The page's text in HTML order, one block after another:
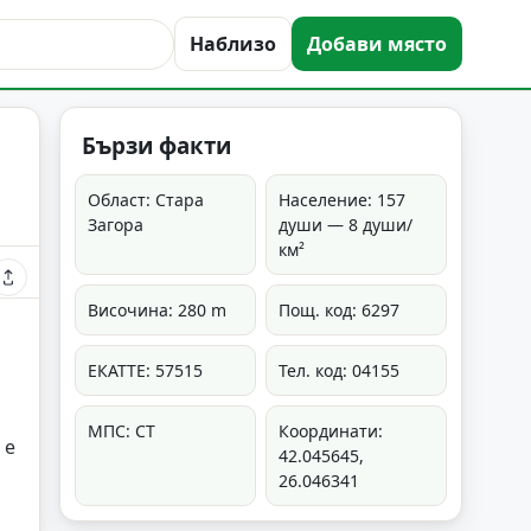
Наблизо Добави място
Бързи факти
Област: Стара
Загора
Население: 157
души — 8 души/
км²
Височина: 280 m Пощ. код: 6297
ЕКАТТЕ: 57515 Тел. код: 04155
МПС: СТ
Координати:
42.045645,
26.046341